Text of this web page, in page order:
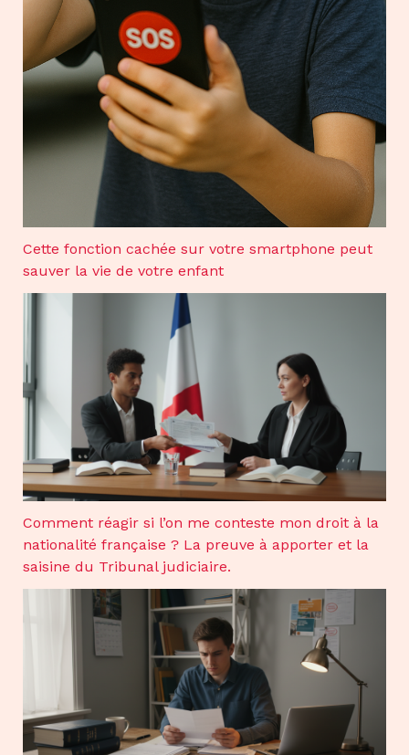
Cette fonction cachée sur votre smartphone peut
sauver la vie de votre enfant
Comment réagir si l’on me conteste mon droit à la
nationalité française ? La preuve à apporter et la
saisine du Tribunal judiciaire.